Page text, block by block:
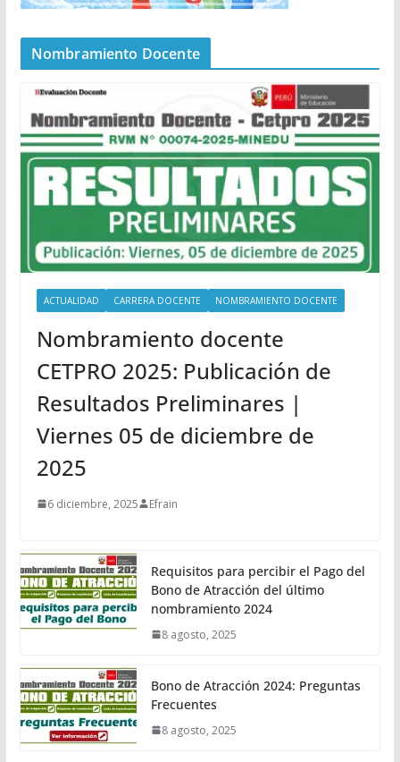
Nombramiento Docente
ACTUALIDAD CARRERA DOCENTE NOMBRAMIENTO DOCENTE
Nombramiento docente
CETPRO 2025: Publicación de
Resultados Preliminares |
Viernes 05 de diciembre de
2025
6 diciembre, 2025 Efrain
Requisitos para percibir el Pago del
Bono de Atracción del último
nombramiento 2024
8 agosto, 2025
Bono de Atracción 2024: Preguntas
Frecuentes
8 agosto, 2025